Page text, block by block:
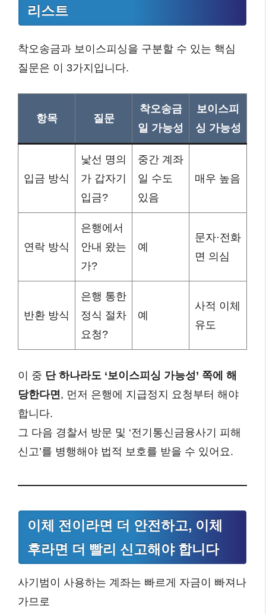
리스트
착오송금과 보이스피싱을 구분할 수 있는 핵심
질문은 이 3가지입니다.
항목 질문
착오송금
일 가능성
보이스피
싱 가능성
입금 방식
낯선 명의
가 갑자기
입금?
중간 계좌
일 수도
있음
매우 높음
연락 방식
은행에서
안내 왔는
가?
예
문자·전화
면 의심
반환 방식
은행 통한
정식 절차
요청?
예
사적 이체
유도
이 중 단 하나라도 ‘보이스피싱 가능성’ 쪽에 해
당한다면, 먼저 은행에 지급정지 요청부터 해야
합니다.
그 다음 경찰서 방문 및 ‘전기통신금융사기 피해
신고’를 병행해야 법적 보호를 받을 수 있어요.
이체 전이라면 더 안전하고, 이체
후라면 더 빨리 신고해야 합니다
사기범이 사용하는 계좌는 빠르게 자금이 빠져나
가므로